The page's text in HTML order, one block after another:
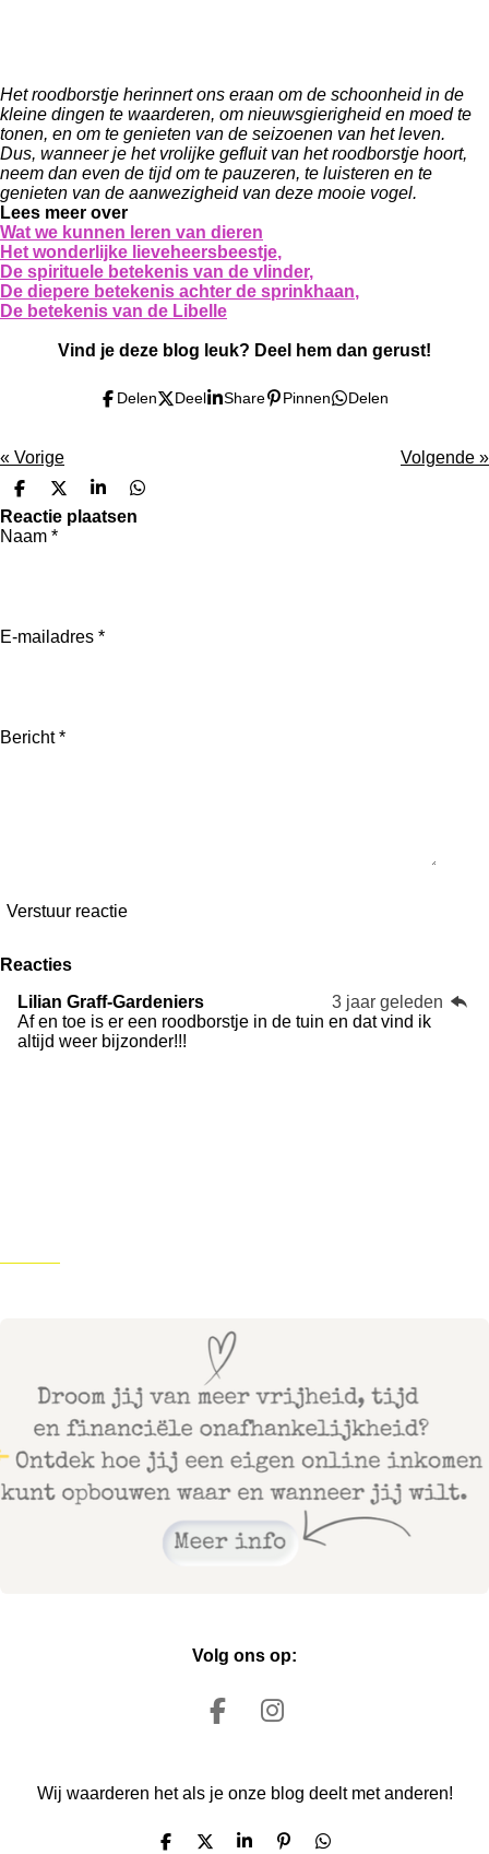
Het roodborstje herinnert ons eraan om de schoonheid in de
kleine dingen te waarderen, om nieuwsgierigheid en moed te
tonen, en om te genieten van de seizoenen van het leven.
Dus, wanneer je het vrolijke gefluit van het roodborstje hoort,
neem dan even de tijd om te pauzeren, te luisteren en te
genieten van de aanwezigheid van deze mooie vogel.
Lees meer over
Wat we kunnen leren van dieren
Het wonderlijke lieveheersbeestje,
De spirituele betekenis van de vlinder,
De diepere betekenis achter de sprinkhaan,
De betekenis van de Libelle
Vind je deze blog leuk? Deel hem dan gerust!
Delen Deel Share Pinnen Delen
« Vorige Volgende »
D
e
l
e
D
e
e
S
h
D
e
Reactie plaatsen
Naam *
E-mailadres *
Bericht *
Verstuur reactie
Reacties
Lilian Graff-Gardeniers
3 jaar geleden
Af en toe is er een roodborstje in de tuin en dat vind ik
altijd weer bijzonder!!!
Volg ons op:
F
e
I
t
a
Wij waarderen het als je onze blog deelt met anderen!
D D S P D